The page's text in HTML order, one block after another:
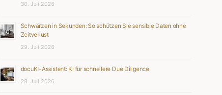
30. Juli 2026
Schwärzen in Sekunden: So schützen Sie sensible Daten ohne
Zeitverlust
29. Juli 2026
docuKI-Assistent: KI für schnellere Due Diligence
28. Juli 2026